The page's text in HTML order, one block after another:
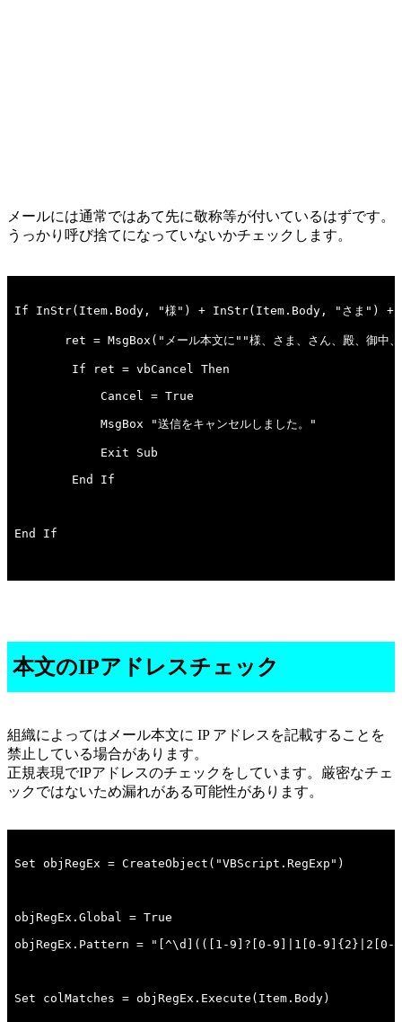
メールには通常ではあて先に敬称等が付いているはずです。
うっかり呼び捨てになっていないかチェックします。
本文のIPアドレスチェック
組織によってはメール本文に IP アドレスを記載することを
禁止している場合があります。
正規表現でIPアドレスのチェックをしています。厳密なチェ
ックではないため漏れがある可能性があります。